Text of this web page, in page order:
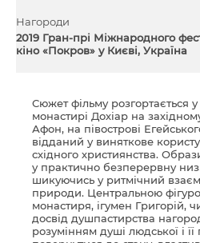
Нагороди
2019 Гран-прі Міжнародного
кіно «Покров» у Києві, Україна
Сюжет фільму розгортається
монастирі Дохіар на
Афон, на півострові
відданий у виняткове
східного християнства.
у практично безперервну
шикуючись у ритмічний
природи. Центральною
монастиря, ігумен Григорій,
досвід душпастирства
розумінням душі людської і